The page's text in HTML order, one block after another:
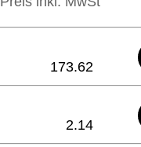
173.62
2.14